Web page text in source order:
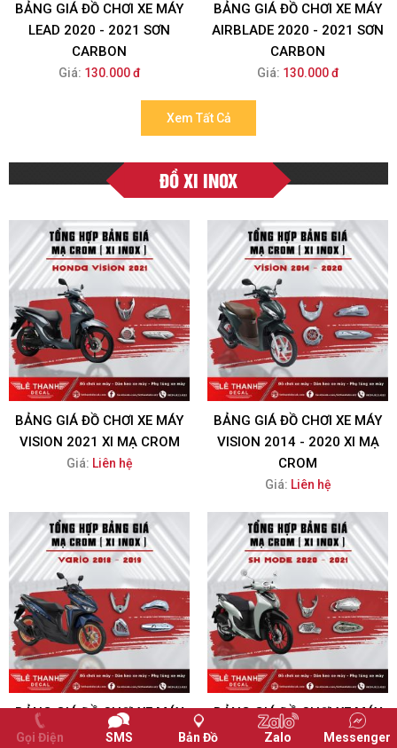
BẢNG GIÁ ĐỒ CHƠI XE MÁY
LEAD 2020 - 2021 SƠN
CARBON
Giá: 130.000 đ
BẢNG GIÁ ĐỒ CHƠI XE MÁY
AIRBLADE 2020 - 2021 SƠN
CARBON
Giá: 130.000 đ
Xem Tất Cả
ĐỒ XI INOX
BẢNG GIÁ ĐỒ CHƠI XE MÁY
VISION 2021 XI MẠ CROM
Giá: Liên hệ
BẢNG GIÁ ĐỒ CHƠI XE MÁY
VISION 2014 - 2020 XI MẠ
CROM
Giá: Liên hệ
BẢNG GIÁ ĐỒ CHƠI XE MÁY
VARIO 2018 - 2019 XI MẠ
BẢNG GIÁ ĐỒ CHƠI XE MÁY
SH MODE 2020 - 2021 XI MẠ
Gọi Điện SMS Bản Đồ Zalo Messenger